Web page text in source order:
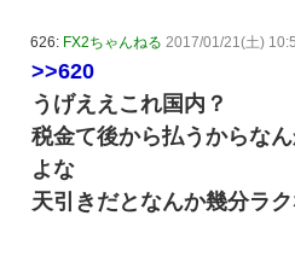
626: FX2ちゃんねる 2017/01/21(土)
>>620
うげええこれ国内？
税金て後から払うからな
よな
天引きだとなんか幾分ラ